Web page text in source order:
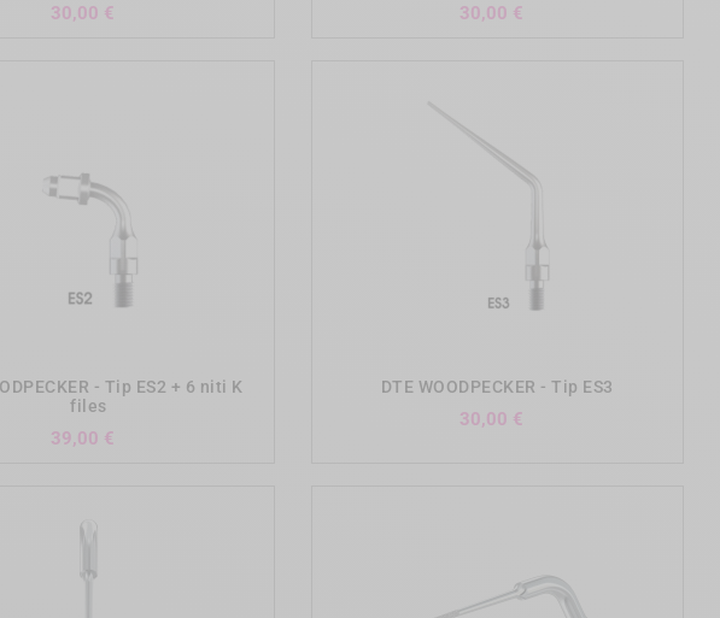
30,00 € 30,00 €
- Tip ES2 + 6 niti K
files
39,00 €
DTE WOODPECKER - Tip ES3
30,00 €